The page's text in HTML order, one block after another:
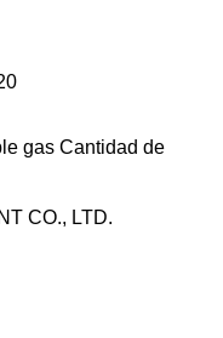
gas Cantidad de
CO., LTD.